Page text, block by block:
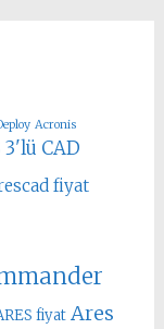
Acronis
3'lü CAD
fiyat
fiyat Ares